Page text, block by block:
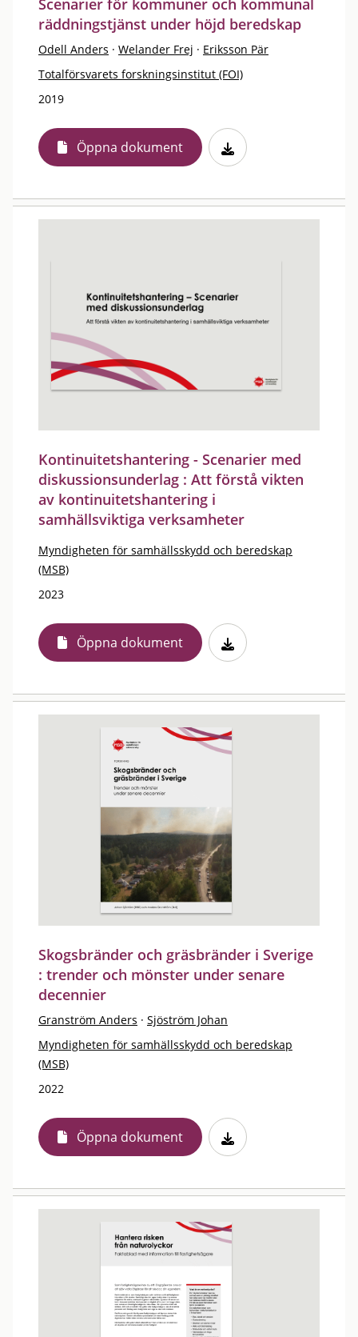
Scenarier för kommuner och kommunal
räddningstjänst under höjd beredskap
Odell Anders · Welander Frej · Eriksson Pär
Totalförsvarets forskningsinstitut (FOI)
2019
Öppna dokument
Kontinuitetshantering - Scenarier med
diskussionsunderlag : Att förstå vikten
av kontinuitetshantering i
samhällsviktiga verksamheter
Myndigheten för samhällsskydd och beredskap
(MSB)
2023
Öppna dokument
Skogsbränder och gräsbränder i Sverige
: trender och mönster under senare
decennier
Granström Anders · Sjöström Johan
Myndigheten för samhällsskydd och beredskap
(MSB)
2022
Öppna dokument